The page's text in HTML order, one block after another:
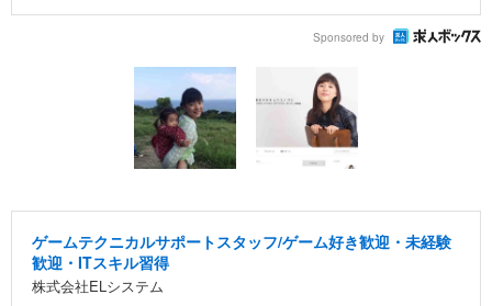
Sponsored by
ゲームテクニカルサポートスタッフ/ゲーム好き歓迎・未経験
歓迎・ITスキル習得
株式会社ELシステム